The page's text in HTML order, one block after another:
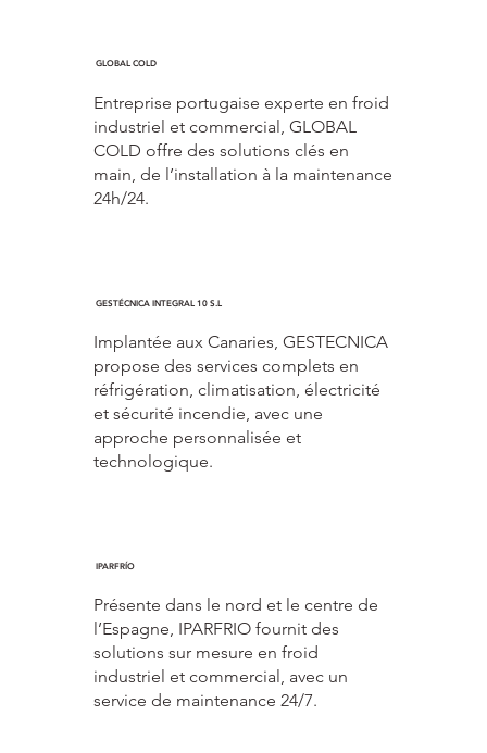
GLOBAL COLD
Entreprise portugaise experte en froid
industriel et commercial, GLOBAL
COLD offre des solutions clés en
main, de l’installation à la maintenance
24h/24.
GESTÉCNICA INTEGRAL 10 S.L
Implantée aux Canaries, GESTECNICA
propose des services complets en
réfrigération, climatisation, électricité
et sécurité incendie, avec une
approche personnalisée et
technologique.
IPARFRÍO
Présente dans le nord et le centre de
l’Espagne, IPARFRIO fournit des
solutions sur mesure en froid
industriel et commercial, avec un
service de maintenance 24/7.